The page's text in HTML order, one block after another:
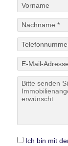
Ich bin mit